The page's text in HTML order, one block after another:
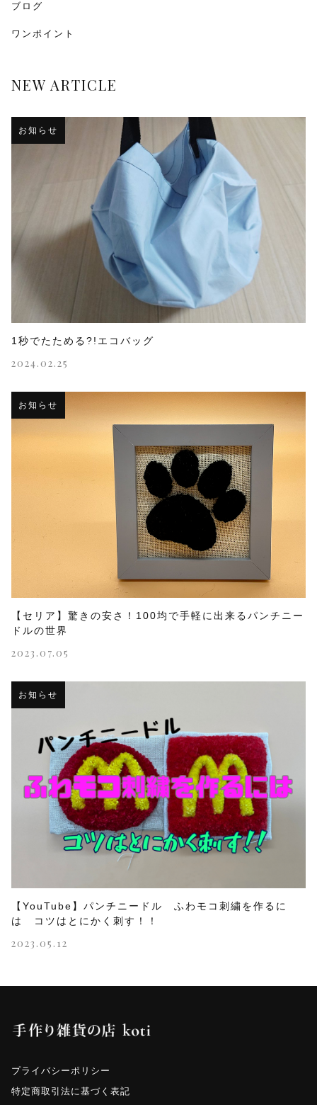
ブログ
ワンポイント
NEW ARTICLE
お知らせ
1秒でたためる?!エコバッグ
2024.02.25
お知らせ
【セリア】驚きの安さ！100均で手軽に出来るパンチニー
ドルの世界
2023.07.05
お知らせ
【YouTube】パンチニードル ふわモコ刺繍を作るに
は コツはとにかく刺す！！
2023.05.12
プライバシーポリシー
特定商取引法に基づく表記